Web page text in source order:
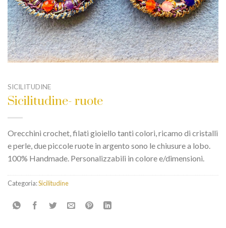
SICILITUDINE
Sicilitudine- ruote
Orecchini crochet, filati gioiello tanti colori, ricamo di cristalli
e perle, due piccole ruote in argento sono le chiusure a lobo.
100% Handmade. Personalizzabili in colore e/dimensioni.
Categoria:Sicilitudine